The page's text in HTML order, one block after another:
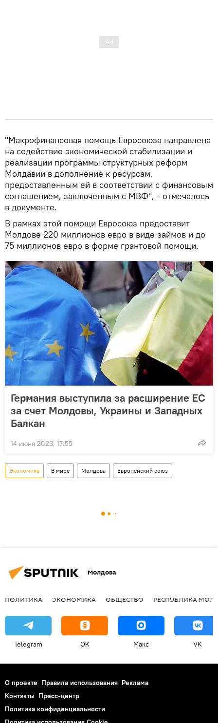
"Макрофинансовая помощь Евросоюза направлена
на содействие экономической стабилизации и
реализации программы структурных реформ
Молдавии в дополнение к ресурсам,
предоставленным ей в соответствии с финансовым
соглашением, заключенным с МВФ", - отмечалось
в документе.
В рамках этой помощи Евросоюз предоставит
Молдове 220 миллионов евро в виде займов и до
75 миллионов евро в форме грантовой помощи.
Германия выступила за расширение ЕС
за счет Молдовы, Украины и Западных
Балкан
14 июня 2023, 17:55
Экономика В мире Молдова Европейский союз
Молдова
ПОЛИТИКА ЭКОНОМИКА ОБЩЕСТВО РЕСПУБЛИКА
Telegram OK Макс VK
О проекте Правила использования Реклама
Контакты Пресс-центр
Политика конфиденциальности